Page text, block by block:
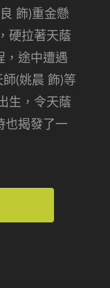
飾)重金懸
硬拉著天蔭
，途中遭遇
(姚晨 飾)等
生，令天蔭
也揭發了一